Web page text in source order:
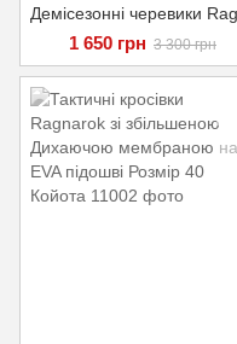
1 650 грн 3 300 грн